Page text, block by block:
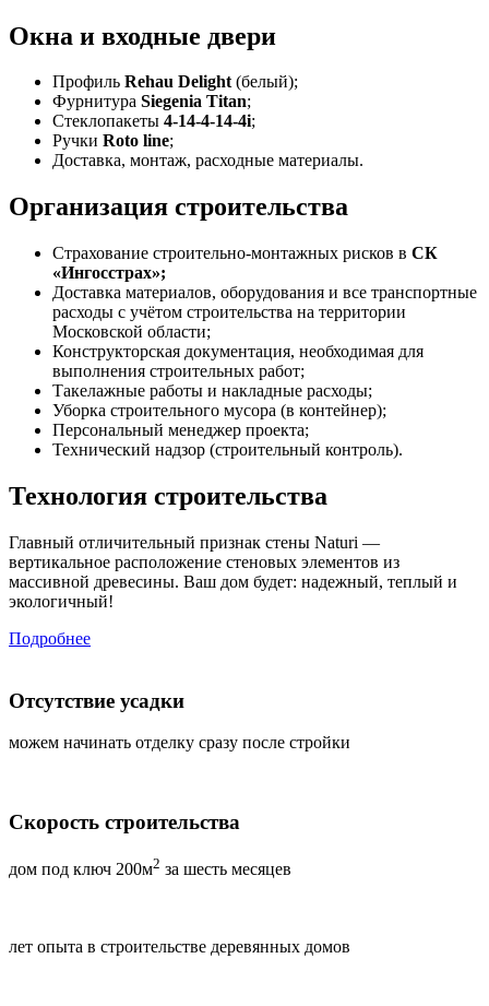
Окна и входные двери
Профиль Rehau Delight(белый);
Фурнитура Siegenia Titan;
Стеклопакеты 4-14-4-14-4i;
Ручки Roto line;
Доставка, монтаж, расходные материалы.
Организация строительства
Страхование строительно-монтажных рисков в СК
«Ингосстрах»;
Доставка материалов, оборудования и все транспортные
расходы с учётом строительства на территории
Московской области;
Конструкторская документация, необходимая для
выполнения строительных работ;
Такелажные работы и накладные расходы;
Уборка строительного мусора (в контейнер);
Персональный менеджер проекта;
Технический надзор (строительный контроль).
Технология строительства
Главный отличительный признак стены Naturi —
вертикальное расположение стеновых элементов из
массивной древесины. Ваш дом будет: надежный, теплый и
экологичный!
Подробнее
Отсутствие усадки
можем начинать отделку сразу после стройки
Скорость строительства
дом под ключ 200м2 за шесть месяцев
лет опыта в строительстве деревянных домов